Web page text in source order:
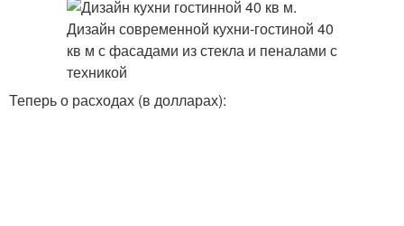
Теперь о расходах (в долларах):